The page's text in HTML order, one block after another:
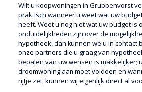
Wilt u koopwoningen in Grubbenvorst
praktisch wanneer u weet wat uw
heeft. Weet u nog niet wat uw budget is
onduidelijkheden zijn over de
hypotheek, dan kunnen we u in contact
onze partners die u graag van
bepalen van uw wensen is makkelijker;
droomwoning aan moet voldoen en
rijtje zet, kunnen wij eigenlijk direct al